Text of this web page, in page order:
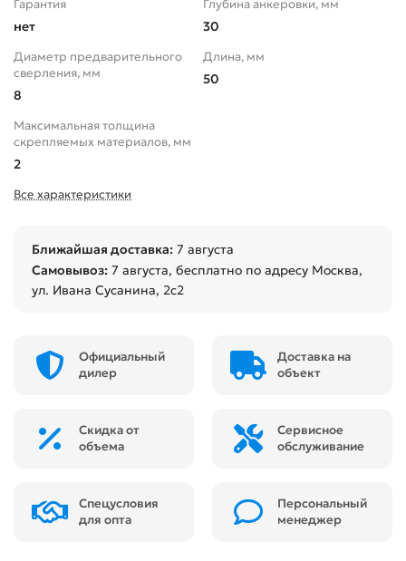
Гарантия
нет
Глубина анкеровки, мм
30
Диаметр предварительного
сверления, мм
8
Длина, мм
50
Максимальная толщина
скрепляемых материалов, мм
2
Все характеристики
Ближайшая доставка: 7 августа
Самовывоз: 7 августа, бесплатно по адресу Москва,
ул. Ивана Сусанина, 2с2
Официальный
дилер
Доставка на
объект
Скидка от
объема
Сервисное
обслуживание
Спецусловия
для опта
Персональный
менеджер